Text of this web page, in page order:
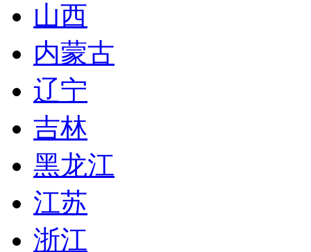
山西
内蒙古
辽宁
吉林
黑龙江
江苏
浙江